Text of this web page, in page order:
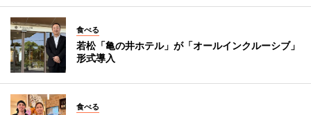
食べる
若松「亀の井ホテル」が「オールインクルーシブ」
形式導入
食べる